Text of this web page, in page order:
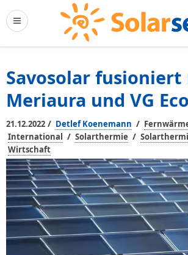
Savosolar
Meriaura und VG
21.12.2022 / Detlef Koenemann /
International / Solarthermie /
Wirtschaft